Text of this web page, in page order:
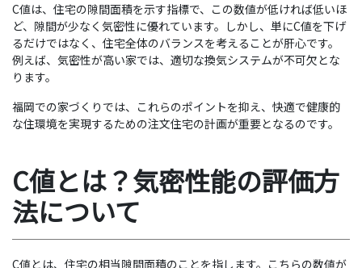
C値は、住宅の隙間面積を示す指標で、この数値が低ければ低いほ
ど、隙間が少なく気密性に優れています。しかし、単にC値を下げ
るだけではなく、住宅全体のバランスを考えることが肝心です。
例えば、気密性が高い家では、適切な換気システムが不可欠とな
ります。
福岡での家づくりでは、これらのポイントを抑え、快適で健康的
な住環境を実現するための注文住宅の計画が重要となるのです。
C値とは？気密性能の評価方
法について
C値とは、住宅の相当隙間面積のことを指します。こちらの数値が